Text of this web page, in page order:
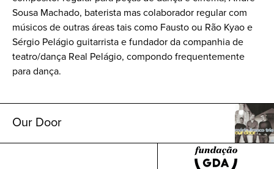
Sousa Machado, baterista mas colaborador regular com
músicos de outras áreas tais como Fausto ou Rão Kyao e
Sérgio Pelágio guitarrista e fundador da companhia de
teatro/dança Real Pelágio, compondo frequentemente
para dança.
Our Door